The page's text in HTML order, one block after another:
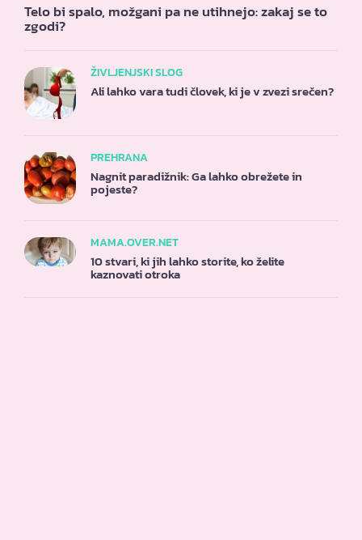
Telo bi spalo, možgani pa ne utihnejo: zakaj se to
zgodi?
ŽIVLJENJSKI SLOG
Ali lahko vara tudi človek, ki je v zvezi srečen?
PREHRANA
Nagnit paradižnik: Ga lahko obrežete in
pojeste?
MAMA.OVER.NET
10 stvari, ki jih lahko storite, ko želite
kaznovati otroka